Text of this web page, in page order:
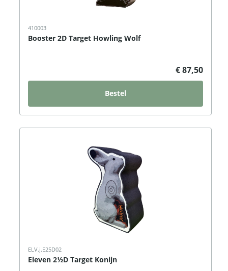
410003
Booster 2D Target Howling Wolf
€ 87,50
Bestel
ELV.j.E25D02
Eleven 2½D Target Konijn